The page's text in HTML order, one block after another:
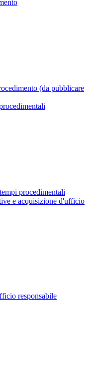
(da pubblicare
procedimentali
e acquisizione d'ufficio
responsabile